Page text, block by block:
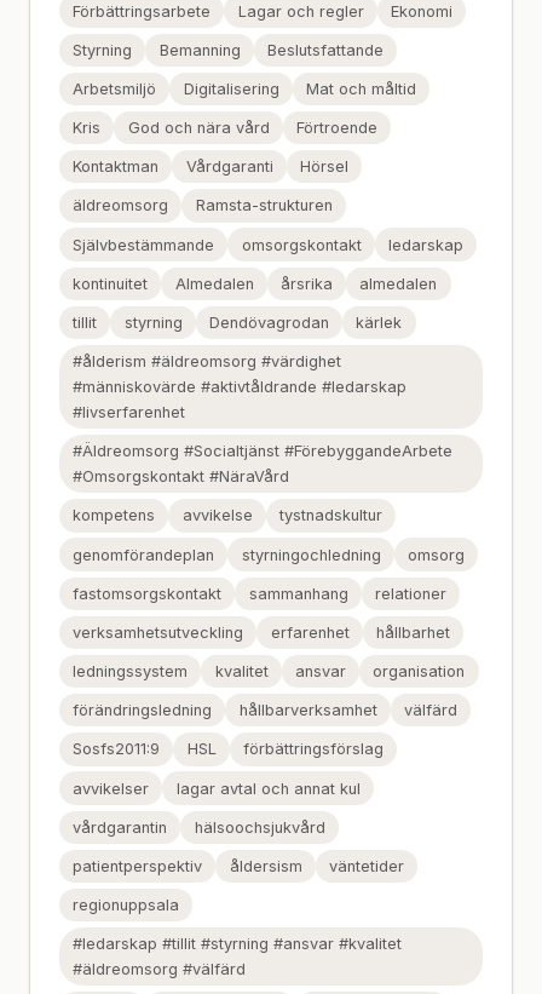
Förbättringsarbete Lagar och regler Ekonomi
Styrning Bemanning Beslutsfattande
Arbetsmiljö Digitalisering Mat och måltid
Kris God och nära vård Förtroende
Kontaktman Vårdgaranti Hörsel
äldreomsorg Ramsta-strukturen
Självbestämmande omsorgskontakt ledarskap
kontinuitet Almedalen årsrika almedalen
tillit styrning Dendövagrodan kärlek
#ålderism #äldreomsorg #värdighet
#människovärde #aktivtåldrande #ledarskap
#livserfarenhet
#Äldreomsorg #Socialtjänst #FörebyggandeArbete
#Omsorgskontakt #NäraVård
kompetens avvikelse tystnadskultur
genomförandeplan styrningochledning omsorg
fastomsorgskontakt sammanhang relationer
verksamhetsutveckling erfarenhet hållbarhet
ledningssystem kvalitet ansvar organisation
förändringsledning hållbarverksamhet välfärd
Sosfs2011:9 HSL förbättringsförslag
avvikelser lagar avtal och annat kul
vårdgarantin hälsoochsjukvård
patientperspektiv åldersism väntetider
regionuppsala
#ledarskap #tillit #styrning #ansvar #kvalitet
#äldreomsorg #välfärd